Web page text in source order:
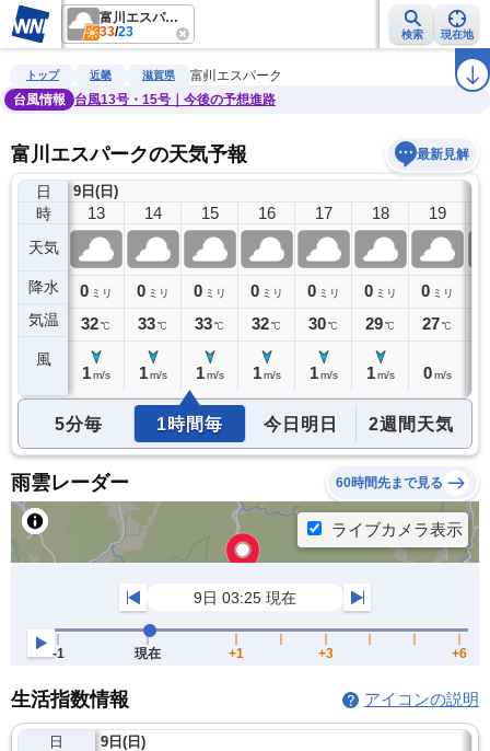
富川エスパーク
33/23 検索 現在地
雨雲レーダー 台風情報 地震情報 ラ
トップ 近畿 滋賀県
富川エスパーク
台風情報
台風13号・15号｜今後の予想進路
富川エスパークの天気予報 最新見解
日
時
天気
降水
気温
風
9日(日)
12
0ミリ
31℃
13
0 ミリ
32℃
1 m/s
14
0 ミリ
33℃
1 m/s
15
0 ミリ
33℃
1 m/s
16
0 ミリ
32℃
1 m/s
17
0 ミリ
30℃
1 m/s
18
0 ミリ
29℃
1 m/s
19
0 ミリ
27℃
0 m/s
5分毎 1時間毎 今日明日 2週間天気
雨雲レーダー 60時間先まで見る
生活指数情報 アイコンの説明
日
9日(日)